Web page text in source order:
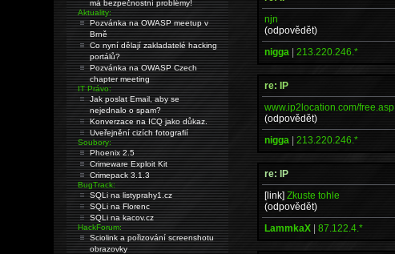
njn
(odpovědět)
nigga |213.220.246.*
re: IP
www.ip2location.com/free.asp
(odpovědět)
nigga |213.220.246.*
re: IP
[link] Zkuste tohle
(odpovědět)
LammkaX |87.122.4.*
má bezpečnostní problémy!
Aktuality:
Pozvánka na OWASP meetup v
Brně
Co nyní dělají zakladatelé hacking
portálů?
Pozvánka na OWASP Czech
chapter meeting
IT Právo:
Jak poslat Email, aby se
nejednalo o spam?
Konverzace na ICQ jako důkaz.
Uveřejnění cizích fotografií
Soubory:
Phoenix 2.5
Crimeware Exploit Kit
Crimepack 3.1.3
BugTrack:
SQLi na listyprahy1.cz
SQLi na Florenc
SQLi na kacov.cz
HackForum:
Sciolink a pořizování screenshotu
obrazovky